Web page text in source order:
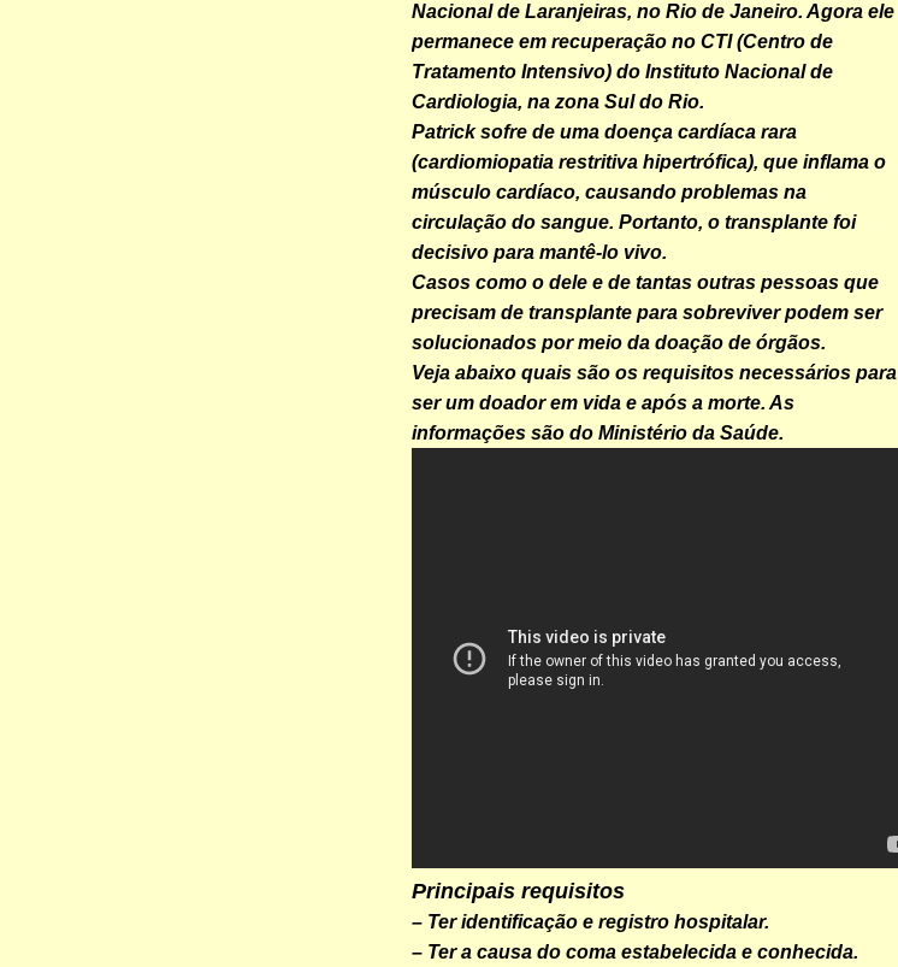
Nacional de Laranjeiras, no Rio de Janeiro. Agora ele
permanece em recuperação no CTI (Centro de
Tratamento Intensivo) do Instituto Nacional de
Cardiologia, na zona Sul do Rio.
Patrick sofre de uma doença cardíaca rara
(cardiomiopatia restritiva hipertrófica), que inflama o
músculo cardíaco, causando problemas na
circulação do sangue. Portanto, o transplante foi
decisivo para mantê-lo vivo.
Casos como o dele e de tantas outras pessoas que
precisam de transplante para sobreviver podem ser
solucionados por meio da doação de órgãos.
Veja abaixo quais são os requisitos necessários para
ser um doador em vida e após a morte. As
informações são do Ministério da Saúde.
Principais requisitos
– Ter identificação e registro hospitalar.
– Ter a causa do coma estabelecida e conhecida.